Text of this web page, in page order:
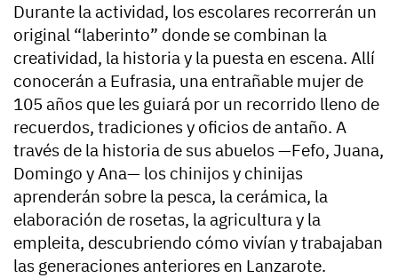
Durante la actividad, los escolares recorrerán un
original “laberinto” donde se combinan la
creatividad, la historia y la puesta en escena. Allí
conocerán a Eufrasia, una entrañable mujer de
105 años que les guiará por un recorrido lleno de
recuerdos, tradiciones y oficios de antaño. A
través de la historia de sus abuelos —Fefo, Juana,
Domingo y Ana— los chinijos y chinijas
aprenderán sobre la pesca, la cerámica, la
elaboración de rosetas, la agricultura y la
empleita, descubriendo cómo vivían y trabajaban
las generaciones anteriores en Lanzarote.